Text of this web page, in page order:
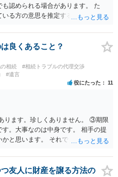
認められる場合があります。 た
る方の意思を推定することになり
確にしておいていただくべきとい
えるような回答でした。失礼しまし
する生前贈与による特別受益の持ち
オーソドックスなものですが、ご
て、特別受益となりそうな贈与に
ついてご相談してみてはいかがで
良くあること？
相続
#相続トラブルの代理交渉
#遺言
役にたった 11
ます。珍しくありません。 ③期限
。大事なのは中身です。 相手の提
と思います。 それでもあなた有利
友人に財産を譲る方法の